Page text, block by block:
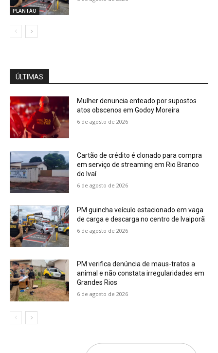
PLANTÃO
ÚLTIMAS
Mulher denuncia enteado por supostos
atos obscenos em Godoy Moreira
6 de agosto de 2026
Cartão de crédito é clonado para compra
em serviço de streaming em Rio Branco
do Ivaí
6 de agosto de 2026
PM guincha veículo estacionado em vaga
de carga e descarga no centro de Ivaiporã
6 de agosto de 2026
PM verifica denúncia de maus-tratos a
animal e não constata irregularidades em
Grandes Rios
6 de agosto de 2026